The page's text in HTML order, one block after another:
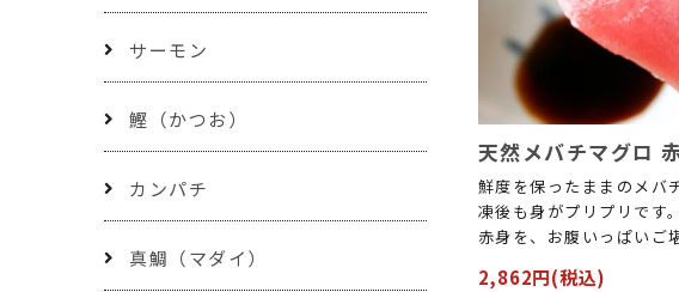
天然メバチマグロ
鮮度を保ったままのメバ
凍後も身がプリプリです
赤身を、お腹いっぱいご
2,862円(税込)
サーモン
鰹（かつお）
カンパチ
真鯛（マダイ）